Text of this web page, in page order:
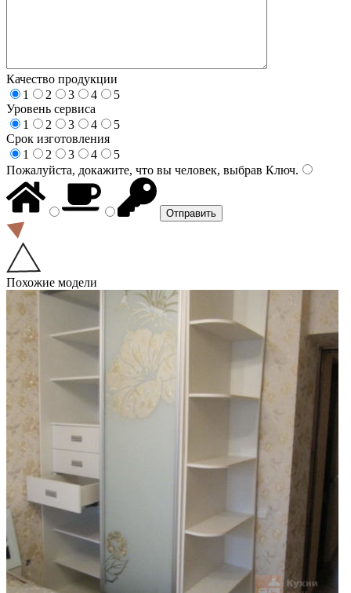
Качество продукции
1
2 3 4
5
Уровень сервиса
1
2 3 4
5
Срок изготовления
1
2 3 4
5
Пожалуйста, докажите, что вы человек, выбрав Ключ.
Похожие модели